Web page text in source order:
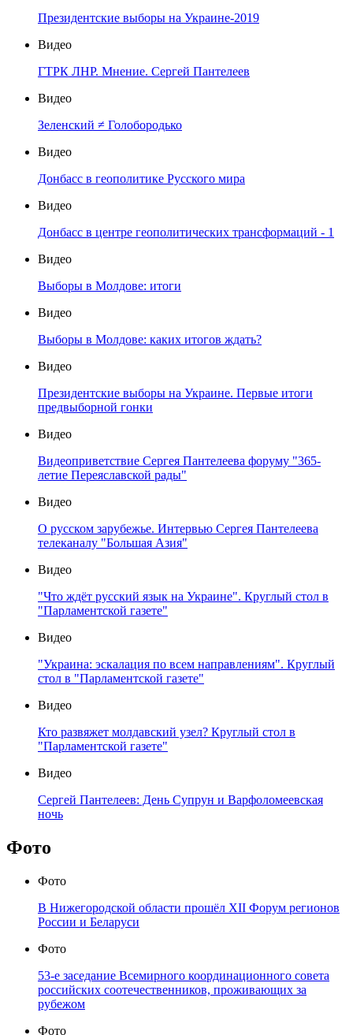
Президентские выборы на Украине-2019
Видео
ГТРК ЛНР. Мнение. Сергей Пантелеев
Видео
Зеленский ≠ Голобородько
Видео
Донбасс в геополитике Русского мира
Видео
Донбасс в центре геополитических трансформаций - 1
Видео
Выборы в Молдове: итоги
Видео
Выборы в Молдове: каких итогов ждать?
Видео
Президентские выборы на Украине. Первые итоги
предвыборной гонки
Видео
Видеоприветствие Сергея Пантелеева форуму "365-
летие Переяславской рады"
Видео
О русском зарубежье. Интервью Сергея Пантелеева
телеканалу "Большая Азия"
Видео
"Что ждёт русский язык на Украине". Круглый стол в
"Парламентской газете"
Видео
"Украина: эскалация по всем направлениям". Круглый
стол в "Парламентской газете"
Видео
Кто развяжет молдавский узел? Круглый стол в
"Парламентской газете"
Видео
Сергей Пантелеев: День Супрун и Варфоломеевская
ночь
Фото
Фото
В Нижегородской области прошёл XII Форум регионов
России и Беларуси
Фото
53-е заседание Всемирного координационного совета
российских соотечественников, проживающих за
рубежом
Фото